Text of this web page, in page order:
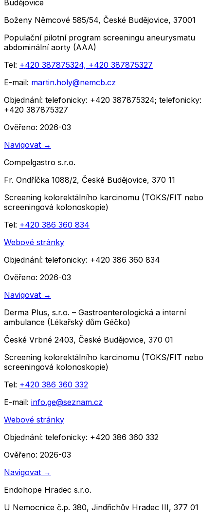
Budějovice
Boženy Němcové 585/54, České Budějovice, 37001
Populační pilotní program screeningu aneurysmatu
abdominální aorty (AAA)
Tel: +420 387875324, +420 387875327
E-mail: martin.holy@nemcb.cz
Objednání: telefonicky: +420 387875324; telefonicky:
+420 387875327
Ověřeno: 2026-03
Navigovat →
Compelgastro s.r.o.
Fr. Ondříčka 1088/2, České Budějovice, 370 11
Screening kolorektálního karcinomu (TOKS/FIT nebo
screeningová kolonoskopie)
Tel: +420 386 360 834
Webové stránky
Objednání: telefonicky: +420 386 360 834
Ověřeno: 2026-03
Navigovat →
Derma Plus, s.r.o. – Gastroenterologická a interní
ambulance (Lékařský dům Géčko)
České Vrbné 2403, České Budějovice, 370 01
Screening kolorektálního karcinomu (TOKS/FIT nebo
screeningová kolonoskopie)
Tel: +420 386 360 332
E-mail: info.ge@seznam.cz
Webové stránky
Objednání: telefonicky: +420 386 360 332
Ověřeno: 2026-03
Navigovat →
Endohope Hradec s.r.o.
U Nemocnice č.p. 380, Jindřichův Hradec III, 377 01